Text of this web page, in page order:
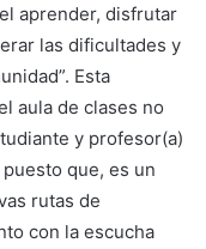
aprender, disfrutar
las dificultades y
Esta
aula de clases no
y profesor(a)
que, es un
rutas de
con la escucha